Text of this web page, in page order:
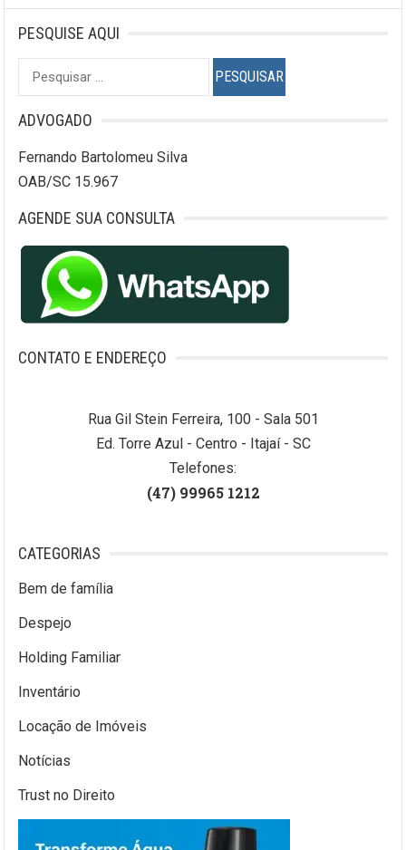
PESQUISE AQUI
Pesquisar
por:
ADVOGADO
Fernando Bartolomeu Silva
OAB/SC 15.967
AGENDE SUA CONSULTA
CONTATO E ENDEREÇO
Rua Gil Stein Ferreira, 100 - Sala 501
Ed. Torre Azul - Centro - Itajaí - SC
Telefones:
(47) 99965 1212
CATEGORIAS
Bem de família
Despejo
Holding Familiar
Inventário
Locação de Imóveis
Notícias
Trust no Direito